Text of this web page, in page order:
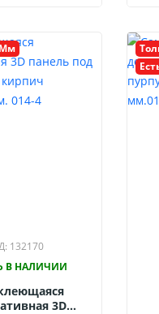
132170
В НАЛИЧИИ
3D